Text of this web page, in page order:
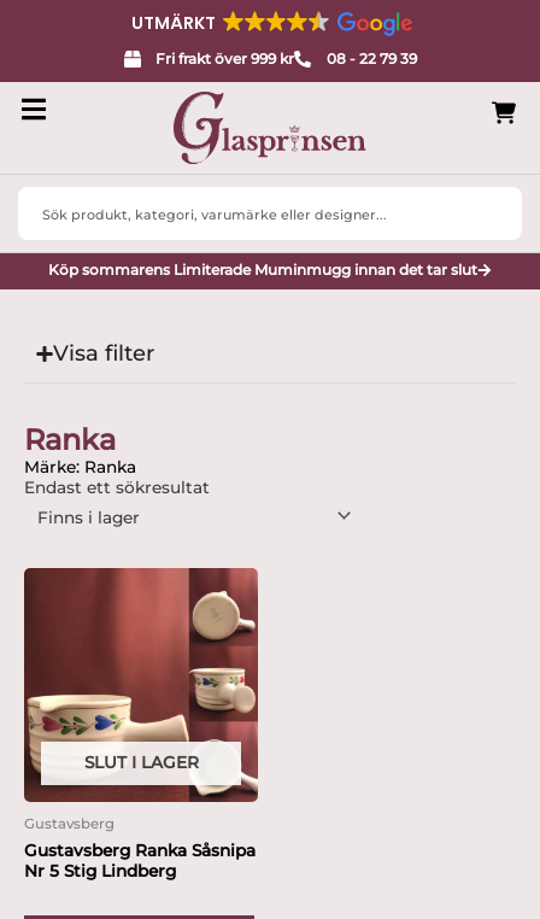
UTMÄRKT
Fri frakt över 999 kr 08 - 22 79 39
Search
Köp sommarens Limiterade Muminmugg innan det tar slut
Visa filter
Ranka
Märke: Ranka
Endast ett sökresultat
SLUT I LAGER
Gustavsberg
Gustavsberg Ranka Såsnipa
Nr 5 Stig Lindberg